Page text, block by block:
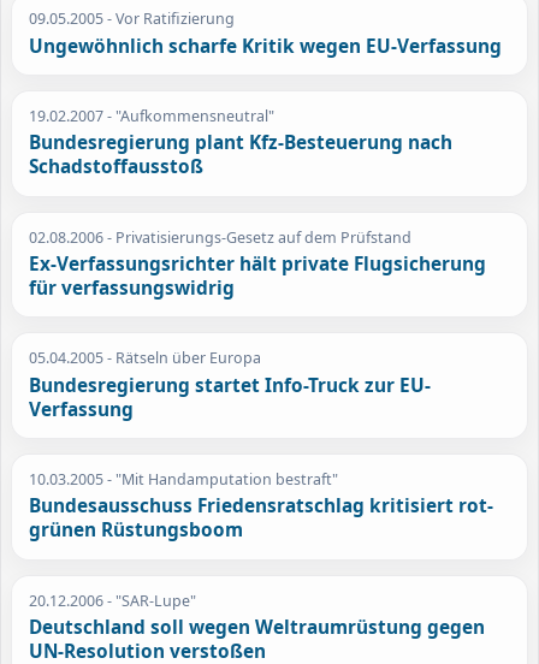
09.05.2005- Vor Ratifizierung
Ungewöhnlich scharfe Kritik wegen EU-Verfassung
19.02.2007- "Aufkommensneutral"
Bundesregierung plant Kfz-Besteuerung nach
Schadstoffausstoß
02.08.2006- Privatisierungs-Gesetz auf dem Prüfstand
Ex-Verfassungsrichter hält private Flugsicherung
für verfassungswidrig
05.04.2005- Rätseln über Europa
Bundesregierung startet Info-Truck zur EU-
Verfassung
10.03.2005- "Mit Handamputation bestraft"
Bundesausschuss Friedensratschlag kritisiert rot-
grünen Rüstungsboom
20.12.2006- "SAR-Lupe"
Deutschland soll wegen Weltraumrüstung gegen
UN-Resolution verstoßen